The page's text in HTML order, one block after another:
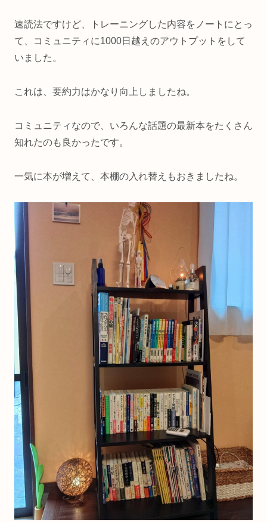
速読法ですけど、トレーニングした内容をノートにとっ
て、コミュニティに1000日越えのアウトプットをして
いました。
これは、要約力はかなり向上しましたね。
コミュニティなので、いろんな話題の最新本をたくさん
知れたのも良かったです。
一気に本が増えて、本棚の入れ替えもおきましたね。